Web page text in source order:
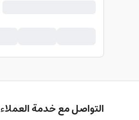
التواصل مع خدمة العملاء